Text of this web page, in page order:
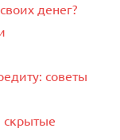
денег?
советы